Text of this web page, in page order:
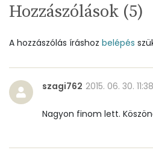
Összesen
A vitamin (RAE):
B6 vitamin:
B12 Vitamin:
E vitamin:
C vitamin:
Hozzászólások (5)
A hozzászólás íráshoz belépés
szagi762 2015. 06. 30.
Nagyon finom lett.